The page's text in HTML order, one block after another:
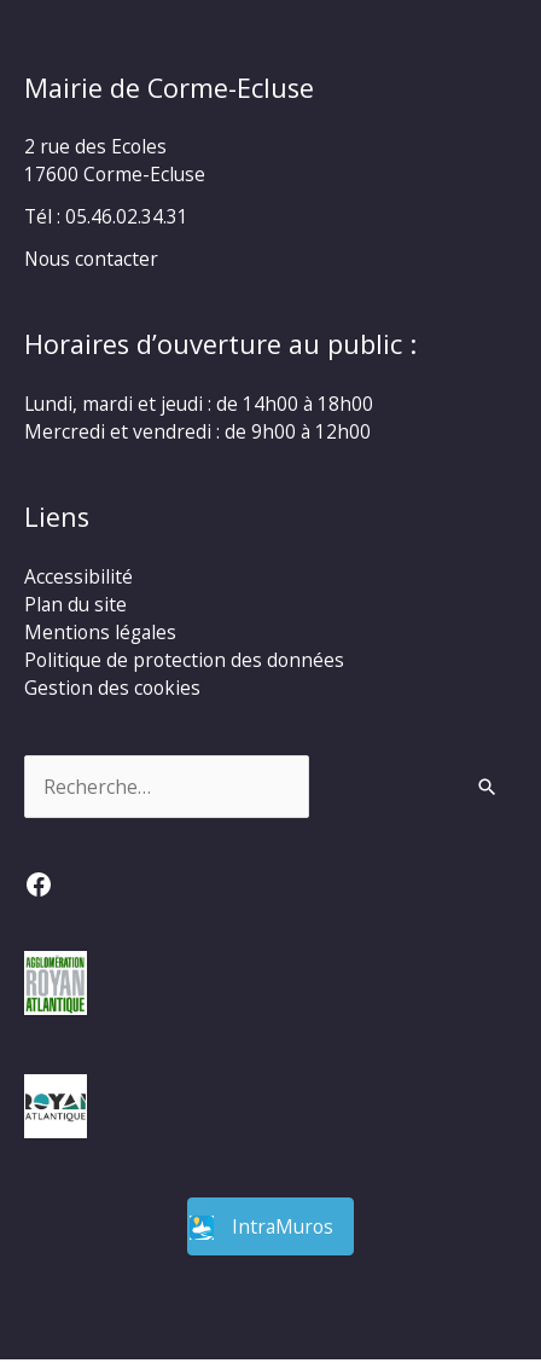
Mairie de Corme-Ecluse
2 rue des Ecoles
17600 Corme-Ecluse
Tél : 05.46.02.34.31
Nous contacter
Horaires d’ouverture au public :
Lundi, mardi et jeudi : de 14h00 à 18h00
Mercredi et vendredi : de 9h00 à 12h00
Liens
Accessibilité
Plan du site
Mentions légales
Politique de protection des données
Gestion des cookies
Facebook
IntraMuros